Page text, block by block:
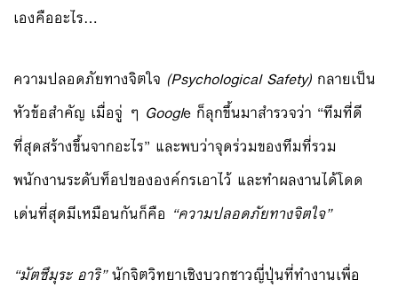
เองคืออะไร…
ความปลอดภัยทางจิตใจ (Psychological Safety) กลายเป็น
หัวข้อสำคัญ เมื่อจู่ ๆ Google ก็ลุกขึ้นมาสำรวจว่า “ทีมที่ดี
ที่สุดสร้างขึ้นจากอะไร” และพบว่าจุดร่วมของทีมที่รวม
พนักงานระดับท็อปขององค์กรเอาไว้ และทำผลงานได้โดด
เด่นที่สุดมีเหมือนกันก็คือ “ความปลอดภัยทางจิตใจ”
“มัตซึมุระ อาริ”นักจิตวิทยาเชิงบวกชาวญี่ปุ่นที่ทำงานเพื่อ